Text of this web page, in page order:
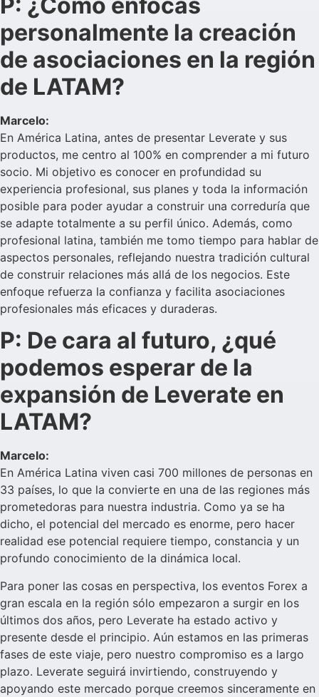
personalmente la creación
de asociaciones en la región
de LATAM?
Marcelo:
En América Latina, antes de presentar Leverate y sus
productos, me centro al 100% en comprender a mi futuro
socio. Mi objetivo es conocer en profundidad su
experiencia profesional, sus planes y toda la información
posible para poder ayudar a construir una correduría que
se adapte totalmente a su perfil único. Además, como
profesional latina, también me tomo tiempo para hablar de
aspectos personales, reflejando nuestra tradición cultural
de construir relaciones más allá de los negocios. Este
enfoque refuerza la confianza y facilita asociaciones
profesionales más eficaces y duraderas.
P: De cara al futuro, ¿qué
podemos esperar de la
expansión de Leverate en
LATAM?
Marcelo:
En América Latina viven casi 700 millones de personas en
33 países, lo que la convierte en una de las regiones más
prometedoras para nuestra industria. Como ya se ha
dicho, el potencial del mercado es enorme, pero hacer
realidad ese potencial requiere tiempo, constancia y un
profundo conocimiento de la dinámica local.
Para poner las cosas en perspectiva, los eventos Forex a
gran escala en la región sólo empezaron a surgir en los
últimos dos años, pero Leverate ha estado activo y
presente desde el principio. Aún estamos en las primeras
fases de este viaje, pero nuestro compromiso es a largo
plazo. Leverate seguirá invirtiendo, construyendo y
apoyando este mercado porque creemos sinceramente en